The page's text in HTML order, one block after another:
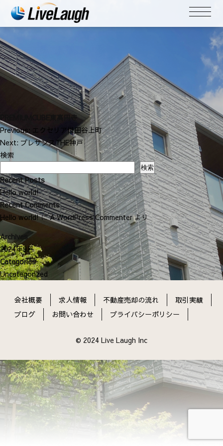
PREMIUMCUBE東高円寺
投
稿
ナ
ゲ
ー
シ
ョ
Previous: エクセリア世田谷上町
Next: プレサンスTHE神戸
検索
検索
Recent Posts
Hello world!
Recent Comments
Hello world!にA WordPress Commenterより
Archives
2024年9月
Categories
Uncategorized
会社概要 求人情報 不動産売却の流れ
取引実績
ブログ
お問い合わせ プライバシーポリシー
© 2024 Live Laugh Inc